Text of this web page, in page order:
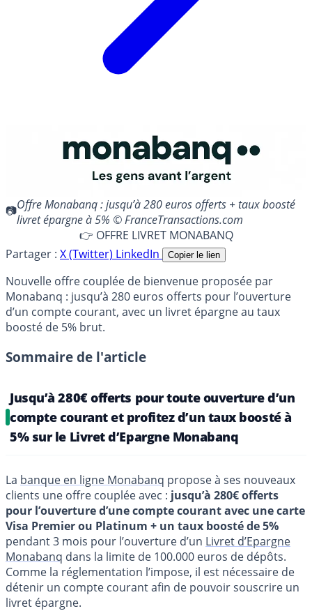
Offre Monabanq : jusqu’à 280 euros offerts + taux boosté
livret épargne à 5% © FranceTransactions.com
👉 OFFRE LIVRET MONABANQ
Partager : X (Twitter) LinkedIn Copier le lien
Nouvelle offre couplée de bienvenue proposée par
Monabanq : jusqu’à 280 euros offerts pour l’ouverture
d’un compte courant, avec un livret épargne au taux
boosté de 5% brut.
Sommaire de l'article
Jusqu’à 280€ offerts pour toute ouverture d’un
compte courant et profitez d’un taux boosté à
5% sur le Livret d’Epargne Monabanq
La banque en ligne Monabanq propose à ses nouveaux
clients une offre couplée avec : jusqu’à 280€ offerts
pour l’ouverture d’une compte courant avec une carte
Visa Premier ou Platinum + un taux boosté de 5%
pendant 3 mois pour l’ouverture d’un Livret d’Epargne
Monabanq dans la limite de 100.000 euros de dépôts.
Comme la réglementation l’impose, il est nécessaire de
détenir un compte courant afin de pouvoir souscrire un
livret épargne.